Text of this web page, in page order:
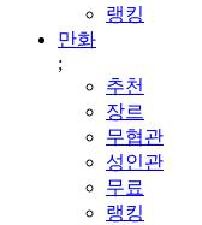
랭킹
만화
;
추천
장르
무협관
성인관
무료
랭킹